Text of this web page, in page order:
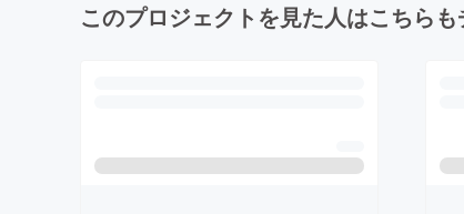
このプロジェクトを見た人はこちら